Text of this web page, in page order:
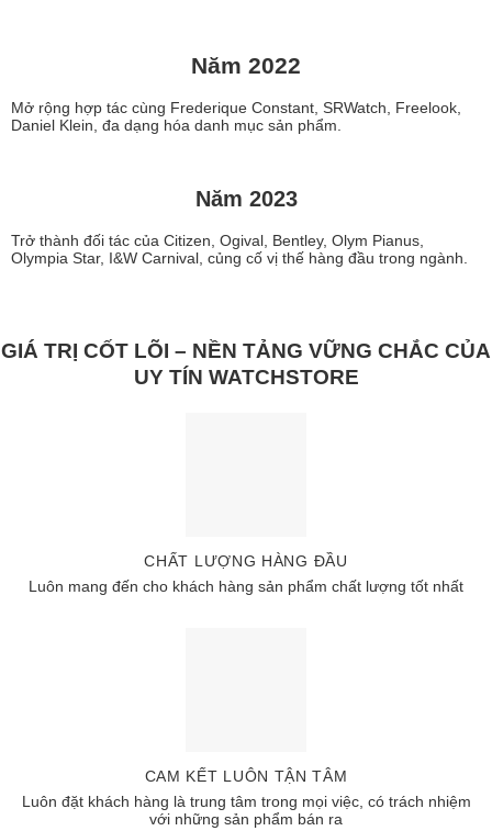
Năm 2022
Mở rộng hợp tác cùng Frederique Constant, SRWatch, Freelook,
Daniel Klein, đa dạng hóa danh mục sản phẩm.
Năm 2023
Trở thành đối tác của Citizen, Ogival, Bentley, Olym Pianus,
Olympia Star, I&W Carnival, củng cố vị thế hàng đầu trong ngành.
GIÁ TRỊ CỐT LÕI – NỀN TẢNG VỮNG CHẮC CỦA
UY TÍN WATCHSTORE
CHẤT LƯỢNG HÀNG ĐẦU
Luôn mang đến cho khách hàng sản phẩm chất lượng tốt nhất
CAM KẾT LUÔN TẬN TÂM
Luôn đặt khách hàng là trung tâm trong mọi việc, có trách nhiệm
với những sản phẩm bán ra